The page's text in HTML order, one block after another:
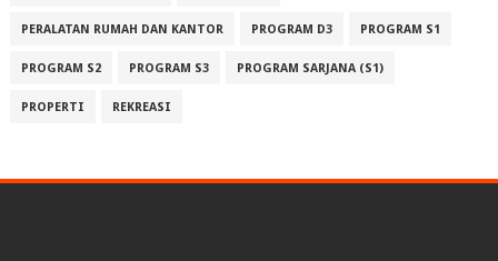
PERALATAN RUMAH DAN KANTOR PROGRAM D3 PROGRAM S1
PROGRAM S2 PROGRAM S3 PROGRAM SARJANA (S1)
PROPERTI REKREASI